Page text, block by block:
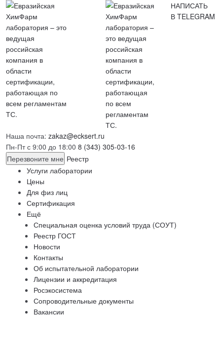
НАПИСАТЬ
В TELEGRAM
Наша почта: zakaz@ecksert.ru
Пн-Пт с 9:00 до 18:00 8 (343) 305-03-16
Перезвоните мне Реестр
Услуги лаборатории
Цены
Для физ лиц
Сертификация
Ещё
Специальная оценка условий труда (СОУТ)
Реестр ГОСТ
Новости
Контакты
Об испытательной лаборатории
Лицензии и аккредитация
Росэкосистема
Сопроводительные документы
Вакансии